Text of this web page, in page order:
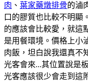
肉 、 葉家藥燉排骨的滷
口的膠質也比較不明顯
的應該會比較愛，就這
是用餐環境。價格上小
肉飯，坦白說我還真不
光客會來...其位置說是
光客應該很少會走到這